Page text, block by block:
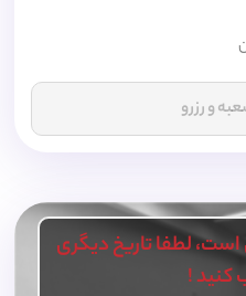
و رزرو
لطفا تاریخ دیگری
کنید !